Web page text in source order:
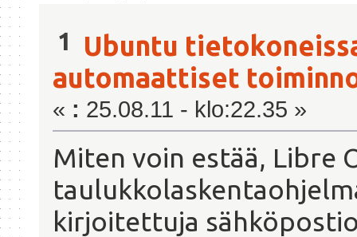
1
Ubuntu
automaattiset
« : 25.08.11 - klo:22.35 »
Miten voin estää, Libre
kirjoitettuja